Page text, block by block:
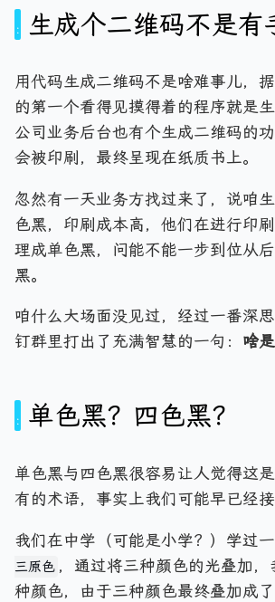
生成个二维码不是有
用代码生成二维码不是啥难事儿，
的第一个看得见摸得着的程序就是生
公司业务后台也有个生成二维码的
会被印刷，最终呈现在纸质书上。
忽然有一天业务方找过来了，说咱
色黑，印刷成本高，他们在进行印
理成单色黑，问能不能一步到位从
黑。
咱什么大场面没见过，经过一番深
钉群里打出了充满智慧的一句： 啥
单色黑？四色黑？
单色黑与四色黑很容易让人觉得这
有的术语，事实上我们可能早已经接
我们在中学（可能是小学？）学过
三原色 ，通过将三种颜色的光叠加
种颜色，由于三种颜色最终叠加成